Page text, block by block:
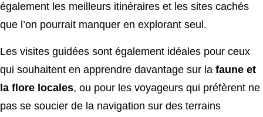
également les meilleurs itinéraires et les sites cachés
que l’on pourrait manquer en explorant seul.
Les visites guidées sont également idéales pour ceux
qui souhaitent en apprendre davantage sur la faune et
la flore locales, ou pour les voyageurs qui préfèrent ne
pas se soucier de la navigation sur des terrains